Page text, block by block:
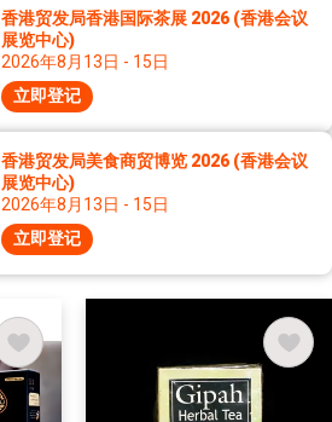
香港贸发局香港国际茶展 2026 (香港会议
展览中心)
2026年8月13日 - 15日
立即登记
香港贸发局美食商贸博览 2026 (香港会议
展览中心)
2026年8月13日 - 15日
立即登记